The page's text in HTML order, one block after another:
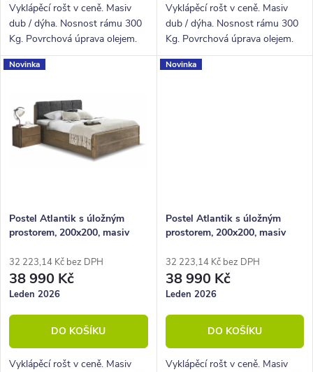
ů
Vyklápěcí rošt v ceně. Masiv
dub / dýha. Nosnost rámu 300
Kg. Povrchová úprava olejem.
Vyklápěcí rošt v ceně. Masiv
dub / dýha. Nosnost rámu 300
Kg. Povrchová úprava olejem.
Novinka
Postel Atlantik s úložným
prostorem, 200x200, masiv
32 223,14 Kč bez DPH
38 990 Kč
Leden 2026
DO KOŠÍKU
Vyklápěcí rošt v ceně. Masiv
Novinka
Postel Atlantik s úložným
prostorem, 200x200, masiv
32 223,14 Kč bez DPH
38 990 Kč
Leden 2026
DO KOŠÍKU
Vyklápěcí rošt v ceně. Masiv